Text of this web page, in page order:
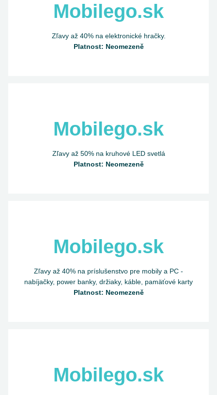
Mobilego.sk
Zľavy až 40% na elektronické hračky.
Platnost: Neomezeně
Mobilego.sk
Zľavy až 50% na kruhové LED svetlá
Platnost: Neomezeně
Mobilego.sk
Zľavy až 40% na príslušenstvo pre mobily a PC -
nabíjačky, power banky, držiaky, káble, pamäťové karty
Platnost: Neomezeně
Mobilego.sk